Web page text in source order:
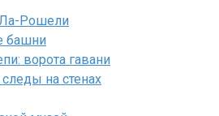
Ла-Рошели
башни
ворота гавани
на стенах